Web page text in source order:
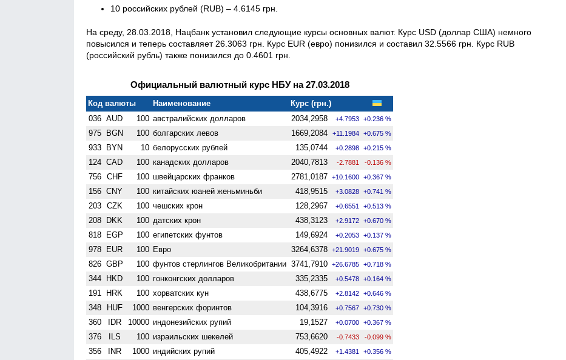
10 российских рублей (RUB) – 4.6145 грн.
На среду, 28.03.2018, Нацбанк установил следующие курсы основных валют. Курс USD (доллар США) немного
повысился и теперь составляет 26.3063 грн. Курс EUR (евро) понизился и составил 32.5566 грн. Курс RUB
(российский рубль) также понизился до 0.4601 грн.
Официальный валютный курс НБУ на 27.03.2018
Код валюты Наименование
Курс (грн.)
036 AUD 100 австралийских долларов 2034,2958 +4.7953 +0.236 %
975 BGN 100 болгарских левов 1669,2084 +11.1984 +0.675 %
933 BYN 10 белорусских рублей 135,0744 +0.2898 +0.215 %
124 CAD 100 канадских долларов 2040,7813 -2.7881 -0.136 %
756 CHF 100 швейцарских франков 2781,0187 +10.1600 +0.367 %
156 CNY 100 китайских юаней женьминьби 418,9515 +3.0828 +0.741 %
203 CZK 100 чешских крон 128,2967 +0.6551 +0.513 %
208 DKK 100 датских крон 438,3123 +2.9172 +0.670 %
818 EGP 100 египетских фунтов 149,6924 +0.2053 +0.137 %
978 EUR 100 Евро 3264,6378 +21.9019 +0.675 %
826 GBP 100 фунтов стерлингов Велико­британии 3741,7910 +26.6785 +0.718 %
344 HKD 100 гонконгских долларов 335,2335 +0.5478 +0.164 %
191 HRK 100 хорватских кун 438,6775 +2.8142 +0.646 %
348 HUF 1000 венгерских форинтов 104,3916 +0.7567 +0.730 %
360 IDR 10000 индонезийских рупий 19,1527 +0.0700 +0.367 %
376 ILS 100 израильских шекелей 753,6620 -0.7433 -0.099 %
356 INR 1000 индийских рупий 405,4922 +1.4381 +0.356 %